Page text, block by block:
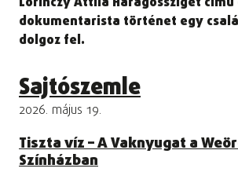
dokumentarista történet egy
dolgoz fel.
Sajtószemle
2026. május 19.
Tiszta víz – A Vaknyugat a
Színházban